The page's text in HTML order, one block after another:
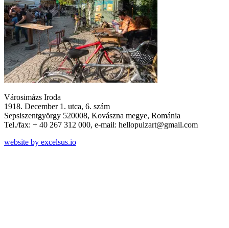
Városimázs Iroda
1918. December 1. utca, 6. szám
Sepsiszentgyörgy 520008, Kovászna megye, Románia
Tel./fax: + 40 267 312 000, e-mail: hellopulzart@gmail.com
website by excelsus.io